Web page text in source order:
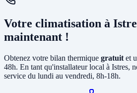
une chaudière gaz ou fioul et est éligible à
Oui, un
proposons descontrats de maintenance
nettoyage des filtres, la vérification du
des performances et la recharge éventuelle
Votre climatisation à
maintenant !
Obtenez votre bilan thermique gratuit et
48h. En tant qu'installateur local à Istres,
service du lundi au vendredi, 8h-18h.